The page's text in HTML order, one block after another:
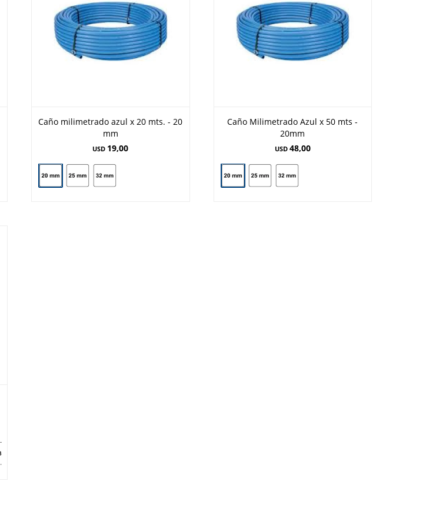
Caño milimetrado azul x 20 mts. - 20
mm
USD 19,00
Caño Milimetrado Azul x 50 mts -
20mm
USD 48,00